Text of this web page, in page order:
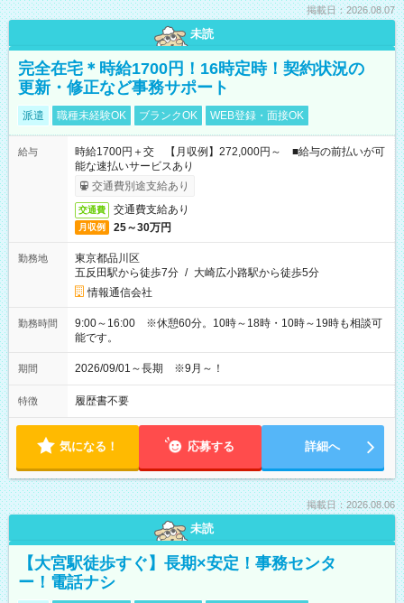
掲載日：2026.08.07
未読
完全在宅＊時給1700円！16時定時！契約状況の
更新・修正など事務サポート
派遣 職種未経験OK ブランクOK WEB登録・面接OK
給与
時給1700円＋交 【月収例】272,000円～ ■給与の前払いが可
能な速払いサービスあり
交通費別途支給あり
交通費 交通費支給あり
月収例 25～30万円
勤務地
東京都品川区
五反田駅から徒歩7分 / 大崎広小路駅から徒歩5分
情報通信会社
勤務時間
9:00～16:00 ※休憩60分。10時～18時・10時～19時も相談可
能です。
期間 2026/09/01～長期 ※9月～！
特徴 履歴書不要
気になる！ 応募する 詳細へ
掲載日：2026.08.06
未読
【大宮駅徒歩すぐ】長期×安定！事務センタ
ー！電話ナシ